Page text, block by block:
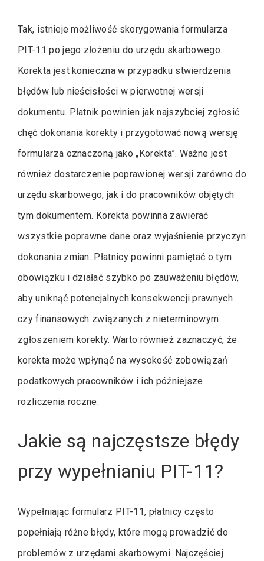
Tak, istnieje możliwość skorygowania formularza
PIT-11 po jego złożeniu do urzędu skarbowego.
Korekta jest konieczna w przypadku stwierdzenia
błędów lub nieścisłości w pierwotnej wersji
dokumentu. Płatnik powinien jak najszybciej zgłosić
chęć dokonania korekty i przygotować nową wersję
formularza oznaczoną jako „Korekta”. Ważne jest
również dostarczenie poprawionej wersji zarówno do
urzędu skarbowego, jak i do pracowników objętych
tym dokumentem. Korekta powinna zawierać
wszystkie poprawne dane oraz wyjaśnienie przyczyn
dokonania zmian. Płatnicy powinni pamiętać o tym
obowiązku i działać szybko po zauważeniu błędów,
aby uniknąć potencjalnych konsekwencji prawnych
czy finansowych związanych z nieterminowym
zgłoszeniem korekty. Warto również zaznaczyć, że
korekta może wpłynąć na wysokość zobowiązań
podatkowych pracowników i ich późniejsze
rozliczenia roczne.
Jakie są najczęstsze błędy
przy wypełnianiu PIT-11?
Wypełniając formularz PIT-11, płatnicy często
popełniają różne błędy, które mogą prowadzić do
problemów z urzędami skarbowymi. Najczęściej